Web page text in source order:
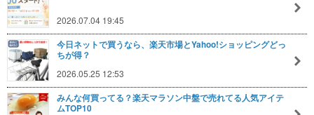
2026.07.04 19:45
今日ネットで買うなら、楽天市場とYahoo!ショッピングどっ
ちが得？
2026.05.25 12:53
みんな何買ってる？楽天マラソン中盤で売れてる人気アイテ
ムTOP10